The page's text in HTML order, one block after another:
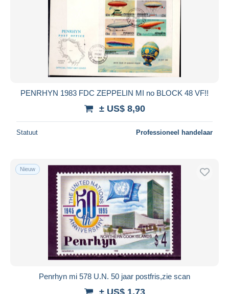
PENRHYN 1983 FDC ZEPPELIN MI no BLOCK 48 VF!!
± US$ 8,90
Statuut Professioneel handelaar
Nieuw
Penrhyn mi 578 U.N. 50 jaar postfris,zie scan
± US$ 1,73